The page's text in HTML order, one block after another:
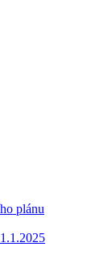
plánu